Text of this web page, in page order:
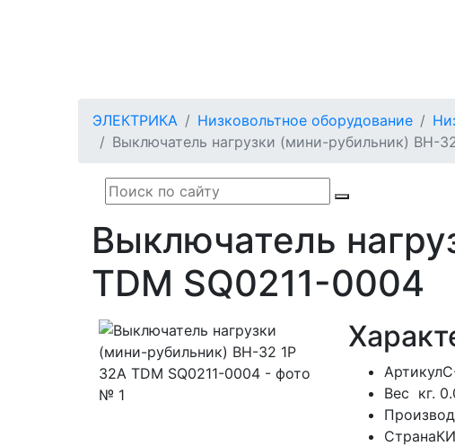
ЭЛЕКТРИКА Низковольтное оборудование
Выключатель нагрузки (мини-рубильник) ВН-
Выключатель
TDM SQ0211-0004
Артикул
Вес кг.
Страна